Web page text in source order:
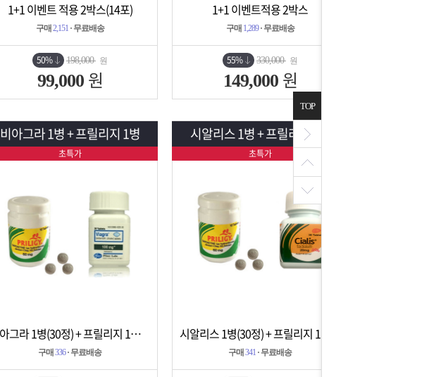
상세보기 담기
1+1 이벤트 적용 2박스(14포)
구매 2,151· 무료배송
50% 198,000 원
99,000 원
상세보기 담기
1+1 이벤트적용 2박스
구매 1,289· 무료배송
55% 330,000 원
149,000 원
비아그라 1병 + 프릴리지 1병
상세보기 담기
비아그라 1병(30정) + 프릴리지 1병(10정)
구매 336· 무료배송
초특가
시알리스 1병 + 프릴리지 1병
상세보기 담기
구매 341 · 무료배송
초특가
TOP